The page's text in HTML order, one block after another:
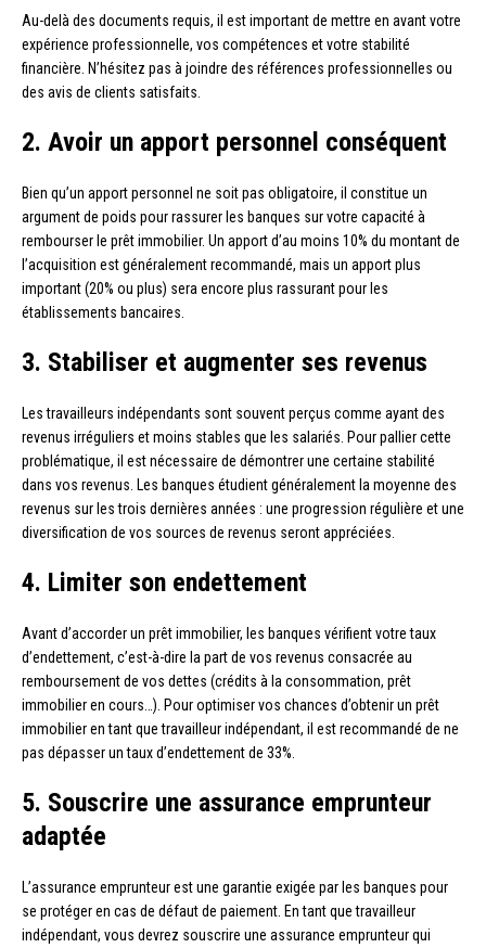
Au-delà des documents requis, il est important de mettre en avant votre
expérience professionnelle, vos compétences et votre stabilité
financière. N’hésitez pas à joindre des références professionnelles ou
des avis de clients satisfaits.
2. Avoir un apport personnel conséquent
Bien qu’un apport personnel ne soit pas obligatoire, il constitue un
argument de poids pour rassurer les banques sur votre capacité à
rembourser le prêt immobilier. Un apport d’au moins 10% du montant de
l’acquisition est généralement recommandé, mais un apport plus
important (20% ou plus) sera encore plus rassurant pour les
établissements bancaires.
3. Stabiliser et augmenter ses revenus
Les travailleurs indépendants sont souvent perçus comme ayant des
revenus irréguliers et moins stables que les salariés. Pour pallier cette
problématique, il est nécessaire de démontrer une certaine stabilité
dans vos revenus. Les banques étudient généralement la moyenne des
revenus sur les trois dernières années : une progression régulière et une
diversification de vos sources de revenus seront appréciées.
4. Limiter son endettement
Avant d’accorder un prêt immobilier, les banques vérifient votre taux
d’endettement, c’est-à-dire la part de vos revenus consacrée au
remboursement de vos dettes (crédits à la consommation, prêt
immobilier en cours…). Pour optimiser vos chances d’obtenir un prêt
immobilier en tant que travailleur indépendant, il est recommandé de ne
pas dépasser un taux d’endettement de 33%.
5. Souscrire une assurance emprunteur
adaptée
L’assurance emprunteur est une garantie exigée par les banques pour
se protéger en cas de défaut de paiement. En tant que travailleur
indépendant, vous devrez souscrire une assurance emprunteur qui